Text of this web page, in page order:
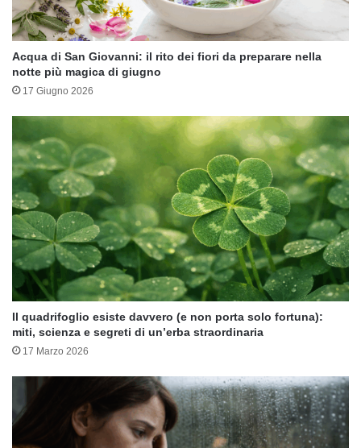
Acqua di San Giovanni: il rito dei fiori da preparare nella
notte più magica di giugno
17 Giugno 2026
Il quadrifoglio esiste davvero (e non porta solo fortuna):
miti, scienza e segreti di un’erba straordinaria
17 Marzo 2026